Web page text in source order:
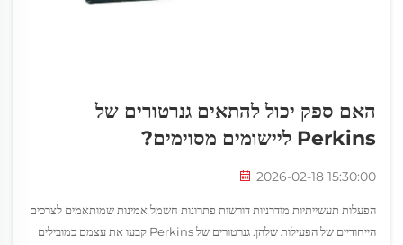
האם ספק יכול להתאים גנרטורים של
Perkins ליישומים מסוימים?
2026-02-18 15:30:00
הפעלות תעשייתיות מודרניות דורשות פתרונות חשמל אמינות שמותאמים לצרכים
הייחודיים של הפעילות שלהן. גנרטורים של Perkins קבעו את עצמם כמובילים